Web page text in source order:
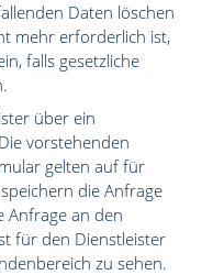
Daten löschen
mehr erforderlich ist,
falls gesetzliche
über ein
vorstehenden
gelten auf für
die Anfrage
Anfrage an den
für den Dienstleister
zu sehen.